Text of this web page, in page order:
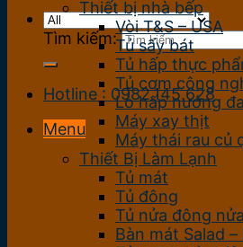
Tìm kiếm:
Hotline : 0982.145.628
Menu
Thiết bị nhà bếp
Vòi T&S – USA
Tủ sấy bát
Tủ hấp thực
Tủ cơm công
Lò hấp nướng
Máy xay thịt
Máy thái rau củ
Thiết Bị Làm Lạnh
Tủ mát
Tủ đông
Tủ nửa đông
Bàn mát Salad